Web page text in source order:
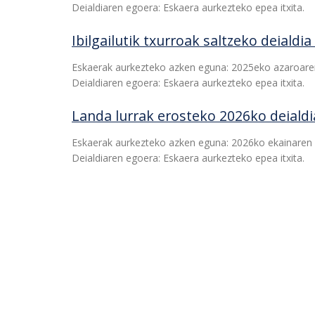
Deialdiaren egoera: Eskaera aurkezteko epea itxita.
Ibilgailutik txurroak saltzeko deialdia
Eskaerak aurkezteko azken eguna: 2025eko
Deialdiaren egoera: Eskaera aurkezteko epea itxita.
Landa lurrak erosteko 2026ko
Eskaerak aurkezteko azken eguna: 2026ko ekainaren
Deialdiaren egoera: Eskaera aurkezteko epea itxita.